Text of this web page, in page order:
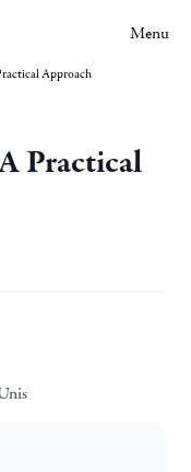
Menu
Approach
Practical